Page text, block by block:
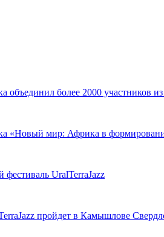
более 2000 участников
мир: Африка в
UralTerraJazz
пройдет в Камышлове